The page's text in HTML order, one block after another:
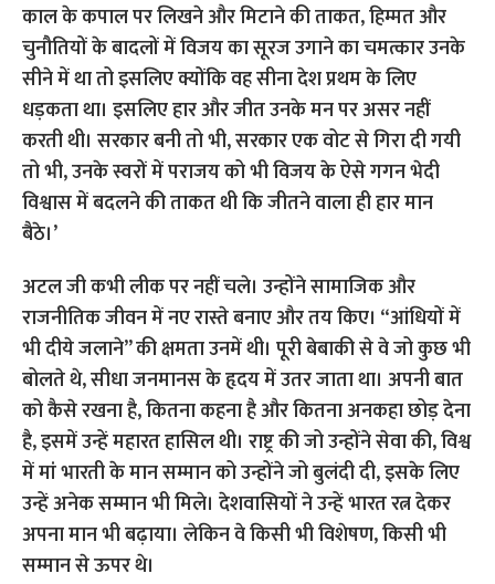
काल के कपाल पर लिखने और मिटाने की ताकत, हिम्मत और
चुनौतियों के बादलों में विजय का सूरज उगाने का चमत्कार उनके
सीने में था तो इसलिए क्योंकि वह सीना देश प्रथम के लिए
धड़कता था। इसलिए हार और जीत उनके मन पर असर नहीं
करती थी। सरकार बनी तो भी, सरकार एक वोट से गिरा दी गयी
तो भी, उनके स्वरों में पराजय को भी विजय के ऐसे गगन भेदी
विश्वास में बदलने की ताकत थी कि जीतने वाला ही हार मान
बैठे।’
अटल जी कभी लीक पर नहीं चले। उन्होंने सामाजिक और
राजनीतिक जीवन में नए रास्ते बनाए और तय किए। “आंधियों में
भी दीये जलाने” की क्षमता उनमें थी। पूरी बेबाकी से वे जो कुछ भी
बोलते थे, सीधा जनमानस के हृदय में उतर जाता था। अपनी बात
को कैसे रखना है, कितना कहना है और कितना अनकहा छोड़ देना
है, इसमें उन्हें महारत हासिल थी। राष्ट्र की जो उन्होंने सेवा की, विश्व
में मां भारती के मान सम्मान को उन्होंने जो बुलंदी दी, इसके लिए
उन्हें अनेक सम्मान भी मिले। देशवासियों ने उन्हें भारत रत्न देकर
अपना मान भी बढ़ाया। लेकिन वे किसी भी विशेषण, किसी भी
सम्मान से ऊपर थे।